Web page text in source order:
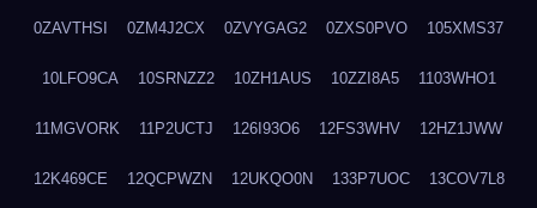
0ZAVTHSI 0ZM4J2CX 0ZVYGAG2 0ZXS0PVO 105XMS37
10LFO9CA 10SRNZZ2 10ZH1AUS 10ZZI8A5 1103WHO1
11MGVORK 11P2UCTJ 126I93O6 12FS3WHV 12HZ1JWW
12K469CE 12QCPWZN 12UKQO0N 133P7UOC 13COV7L8